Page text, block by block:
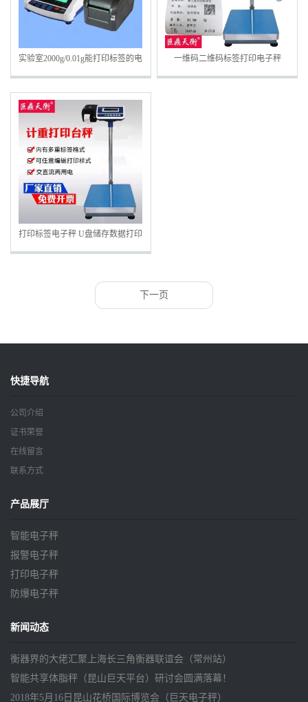
实验室2000g/0.01g能打印标签的电
子天平 带打印功能电子天平报价
一维码二维码标签打印电子秤
150kg条码标签储存电子秤
打印标签电子秤 U盘储存数据打印
电子称 二维码标签打印电子秤
下一页
快捷导航
公司介绍
证书荣誉
在线留言
联系方式
产品展厅
智能电子秤
报警电子秤
打印电子秤
防爆电子秤
新闻动态
衡器界的大佬汇聚上海长三角衡器联谊会（常州站）
智能共享体脂秤（昆山巨天平台）研讨会圆满落幕！
2018年5月16日昆山花桥国际博览会（巨天电子秤）